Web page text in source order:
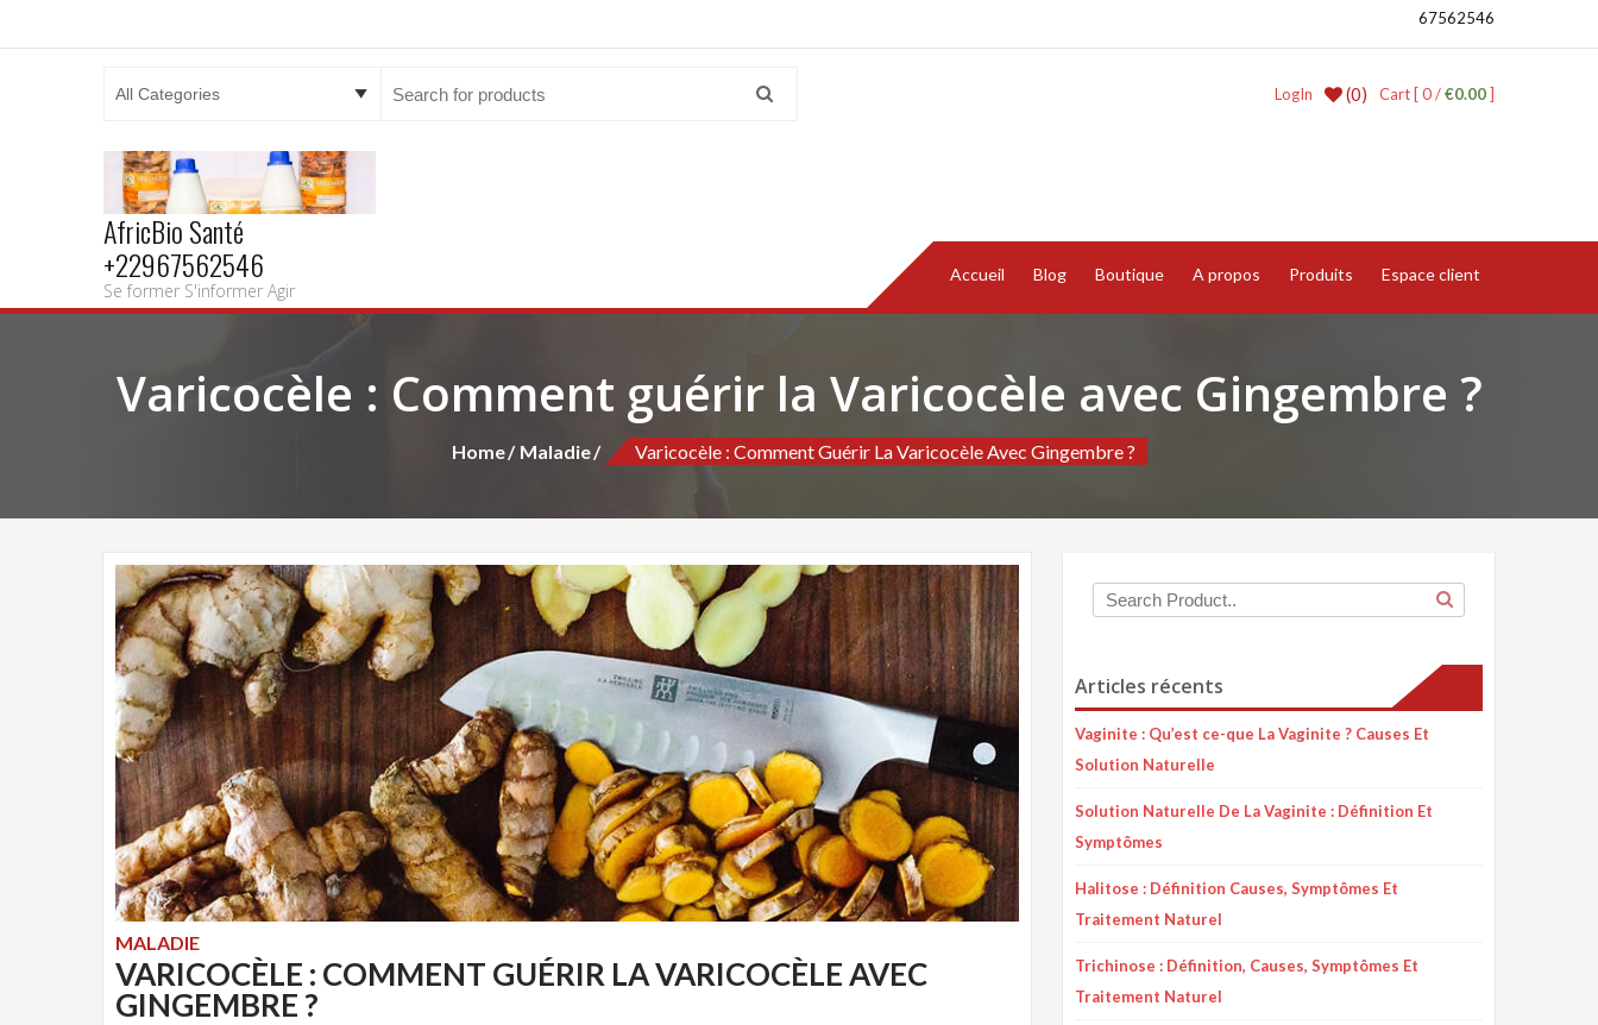
67562546
Cart [ 0 /€0.00]
(0)
LogIn
AfricBio Santé
+22967562546
Se former S'informer Agir
Accueil Blog Boutique A propos Produits Espace client
Varicocèle : Comment guérir la Varicocèle avec Gingembre ?
Home Maladie Varicocèle : Comment Guérir La Varicocèle Avec Gingembre ?
MALADIE
VARICOCÈLE : COMMENT GUÉRIR LA VARICOCÈLE AVEC
GINGEMBRE ?
Articles récents
Vaginite : Qu’est ce-que La Vaginite ? Causes Et
Solution Naturelle
Solution Naturelle De La Vaginite : Définition Et
Symptômes
Halitose : Définition Causes, Symptômes Et
Traitement Naturel
Trichinose : Définition, Causes, Symptômes Et
Traitement Naturel